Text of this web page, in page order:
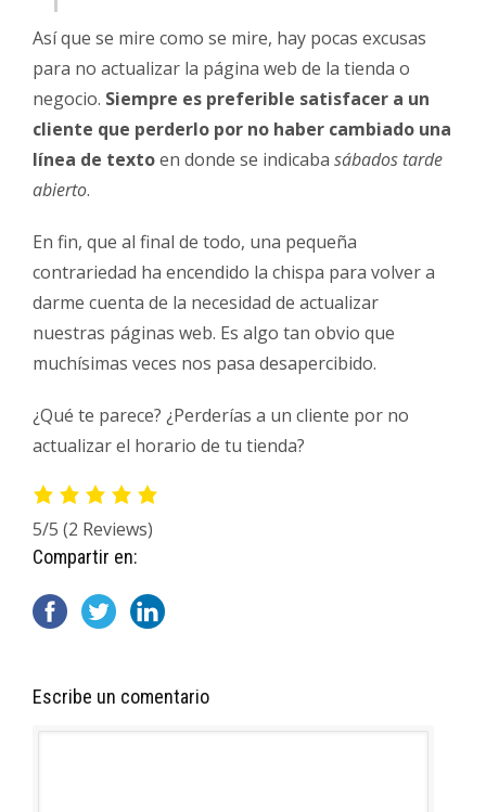
Así que se mire como se mire, hay pocas excusas
para no actualizar la página web de la tienda o
negocio. Siempre es preferible satisfacer a un
cliente que perderlo por no haber cambiado una
línea de textoen donde se indicaba sábados tarde
abierto.
En fin, que al final de todo, una pequeña
contrariedad ha encendido la chispa para volver a
darme cuenta de la necesidad de actualizar
nuestras páginas web. Es algo tan obvio que
muchísimas veces nos pasa desapercibido.
¿Qué te parece? ¿Perderías a un cliente por no
actualizar el horario de tu tienda?
5/5 (2 Reviews)
Compartir en:
Escribe un comentario